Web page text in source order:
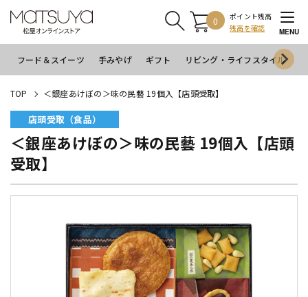
0
ポイント残高
残高を確認
MENU
フード＆スイーツ 手みやげ ギフト リビング・ライフスタイル
TOP ＜銀座あけぼの＞味の民藝 19個入【店頭受取】
店頭受取（食品）
＜銀座あけぼの＞味の民藝 19個入【店頭
受取】